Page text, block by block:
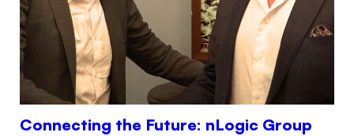
Connecting the Future: nLogic Group